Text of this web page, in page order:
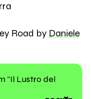
Road by Daniele
"Il Lustro del